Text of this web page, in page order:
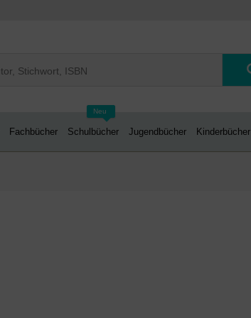
Fachbücher
Neu
Schulbücher Jugendbücher Kinderbücher